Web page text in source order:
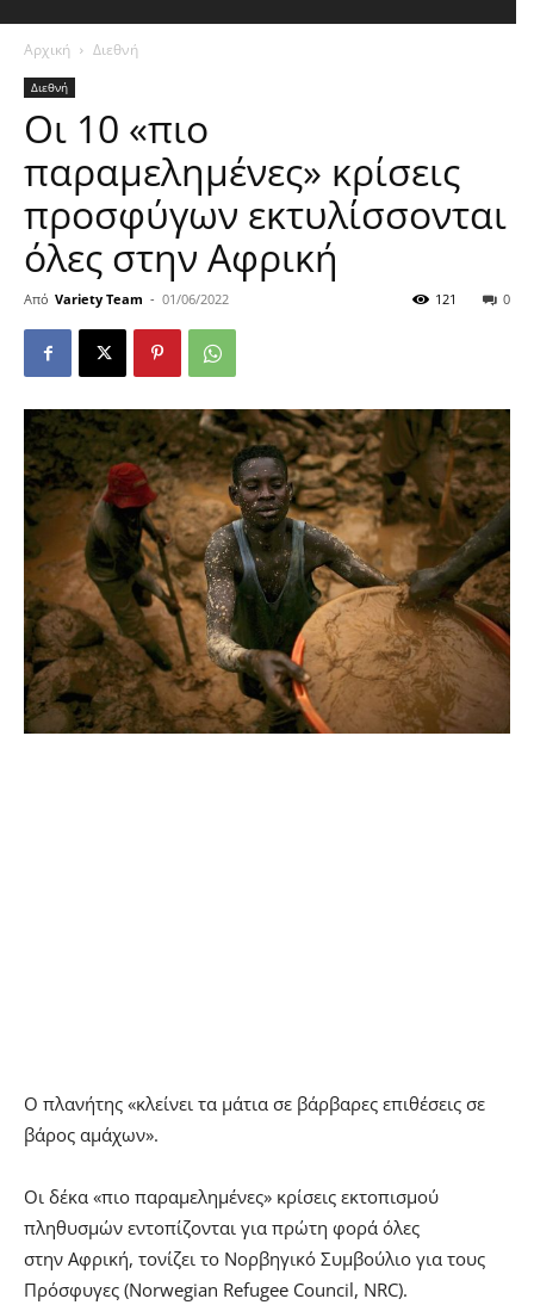
Αρχική Διεθνή
Διεθνή
Οι 10 «πιο
παραμελημένες» κρίσεις
προσφύγων εκτυλίσσονται
όλες στην Αφρική
Από Variety Team - 01/06/2022 0
121
Ο πλανήτης «κλείνει τα μάτια σε βάρβαρες επιθέσεις σε
βάρος αμάχων».
Οι δέκα «πιο παραμελημένες» κρίσεις εκτοπισμού
πληθυσμών εντοπίζονται για πρώτη φορά όλες
στην Αφρική, τονίζει το Νορβηγικό Συμβούλιο για τους
Πρόσφυγες (Norwegian Refugee Council, NRC).